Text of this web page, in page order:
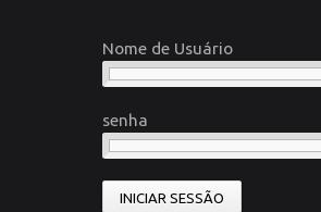
Nome de Usuário
senha